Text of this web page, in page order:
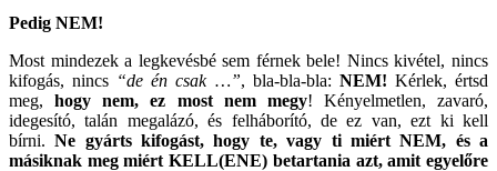
Pedig NEM!
Most mindezek a legkevésbé sem férnek bele! Nincs kivétel, nincs
kifogás, nincs “de én csak …”, bla-bla-bla: NEM! Kérlek, értsd
meg,hogy nem, ez most nem megy! Kényelmetlen, zavaró,
idegesító, talán megalázó, és felháborító, de ez van, ezt ki kell
bírni.Ne gyárts kifogást, hogy te, vagy ti miért NEM, és a
másiknak meg miért KELL(ENE) betartania azt, amit egyelőre